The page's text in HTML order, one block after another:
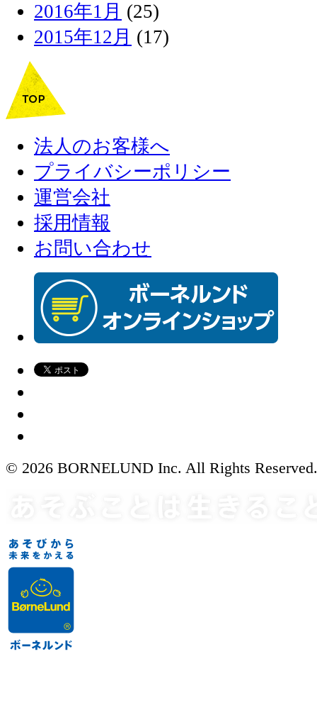
2016年1月 (25)
2015年12月 (17)
法人のお客様へ
プライバシーポリシー
運営会社
採用情報
お問い合わせ
© 2026 BORNELUND Inc. All Rights Reserved.